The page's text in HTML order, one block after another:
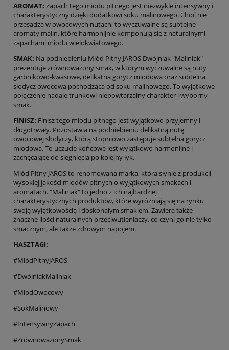
AROMAT: Zapach tego miodu pitnego jest niezwykle intensywny i
charakterystyczny dzięki dodatkowi soku malinowego. Choć nie
przesadza w owocowych nutach, to wyczuwalne są subtelne
aromaty malin, które harmonijnie komponują się z naturalnymi
zapachami miodu wielokwiatowego.
SMAK: Na podniebieniu Miód Pitny JAROS Dwójniak "Maliniak"
prezentuje zrównoważony smak, w którym wyczuwalne są nuty
garbnikowo-kwasowe, delikatna gorycz miodowa oraz subtelna
słodycz owocowa pochodząca od soku malinowego. To wyjątkowe
połączenie nadaje trunkowi niepowtarzalny charakter i wyborny
smak.
FINISZ: Finisz tego miodu pitnego jest wyjątkowo przyjemny i
długotrwały. Pozostawia na podniebieniu delikatną nutę
owocowej słodyczy, którą stopniowo zastępuje subtelna gorycz
miodowa. To uczucie końcowe jest wyjątkowo harmonijne i
zachęcające do sięgnięcia po kolejny łyk.
Miód Pitny JAROS to renomowana marka, która słynie z produkcji
wysokiej jakości miodów pitnych o wyjątkowych smakach i
aromatach. "Maliniak" to jedno z ich najbardziej
charakterystycznych produktów, które wyróżniają się na rynku
swoją wyjątkowością i doskonałym smakiem. Zawiera także
znaczne ilości naturalnych przeciwutleniaczy, co czyni go nie tylko
smacznym, ale także zdrowym napojem.
HASZTAGI:
#MiódPitnyJAROS
#DwójniakMaliniak
#MiodOwocowy
#SokMalinowy
#IntensywnyZapach
#ZrównoważonySmak